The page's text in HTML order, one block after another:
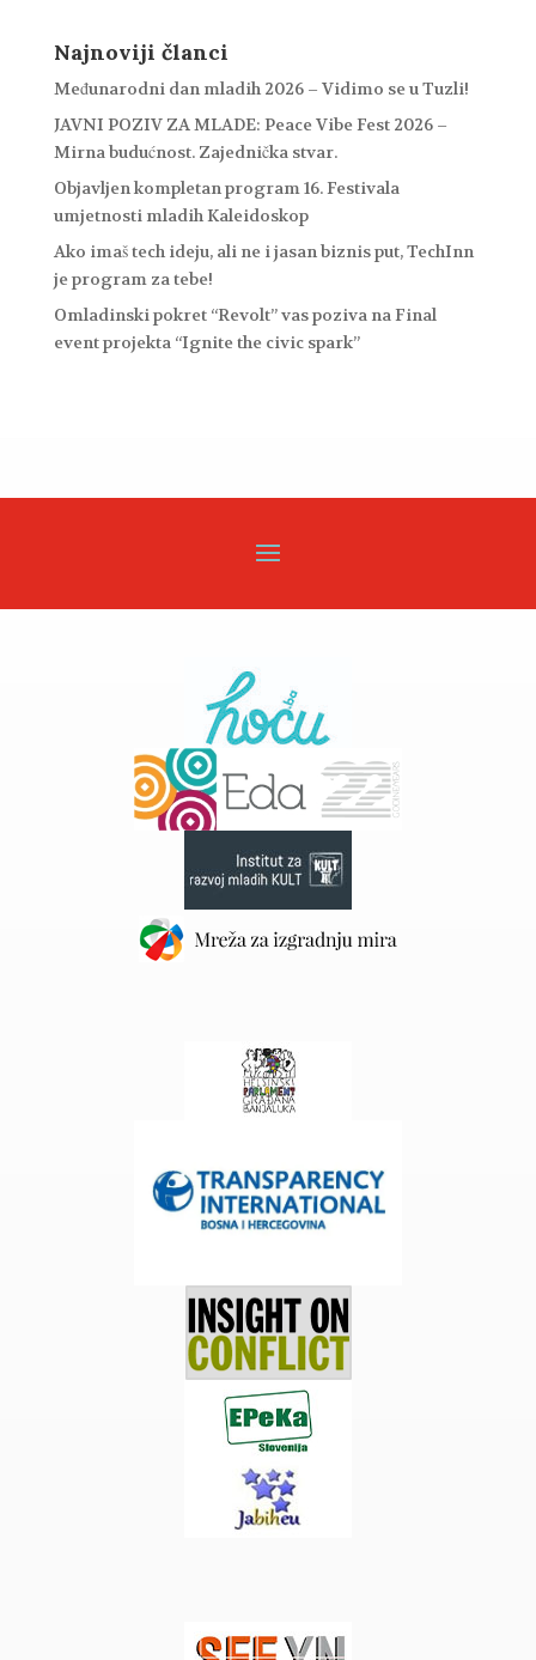
Najnoviji članci
Međunarodni dan mladih 2026 – Vidimo se u Tuzli!
JAVNI POZIV ZA MLADE: Peace Vibe Fest 2026 –
Mirna budućnost. Zajednička stvar.
Objavljen kompletan program 16. Festivala
umjetnosti mladih Kaleidoskop
Ako imaš tech ideju, ali ne i jasan biznis put, TechInn
je program za tebe!
Omladinski pokret “Revolt” vas poziva na Final
event projekta “Ignite the civic spark”